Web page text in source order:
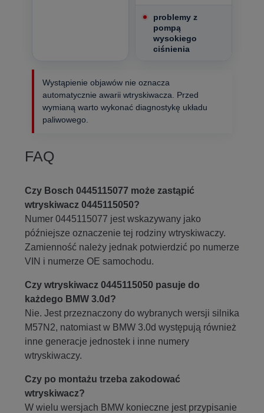
problemy z
pompą
wysokiego
ciśnienia
Wystąpienie objawów nie oznacza
automatycznie awarii wtryskiwacza. Przed
wymianą warto wykonać diagnostykę układu
paliwowego.
FAQ
Czy Bosch 0445115077 może zastąpić
wtryskiwacz 0445115050?
Numer 0445115077 jest wskazywany jako
późniejsze oznaczenie tej rodziny wtryskiwaczy.
Zamienność należy jednak potwierdzić po numerze
VIN i numerze OE samochodu.
Czy wtryskiwacz 0445115050 pasuje do
każdego BMW 3.0d?
Nie. Jest przeznaczony do wybranych wersji silnika
M57N2, natomiast w BMW 3.0d występują również
inne generacje jednostek i inne numery
wtryskiwaczy.
Czy po montażu trzeba zakodować
wtryskiwacz?
W wielu wersjach BMW konieczne jest przypisanie